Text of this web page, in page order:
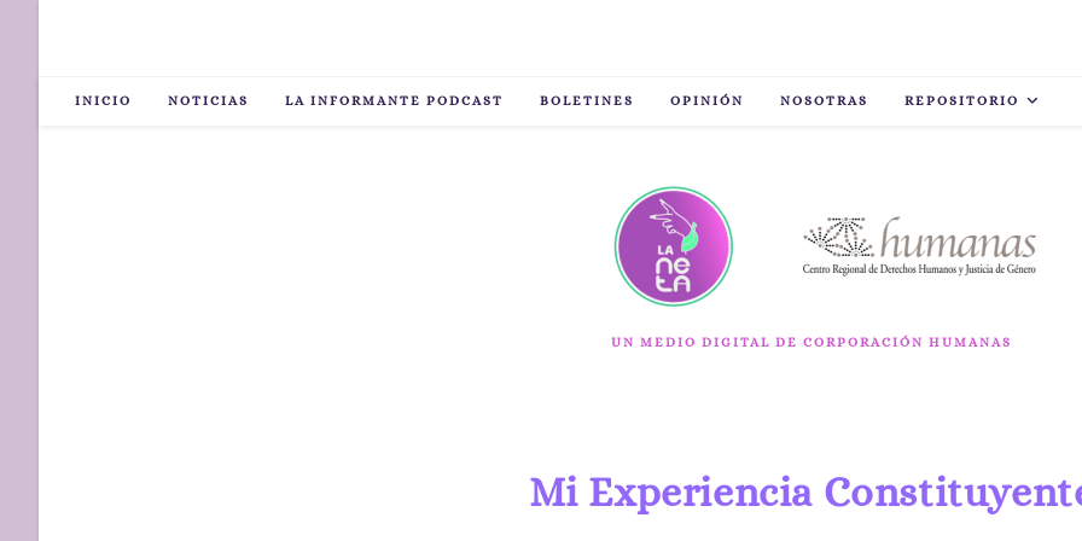
INICIO NOTICIAS LA INFORMANTE PODCAST BOLETINES OPINIÓN NOSOTRAS REPOSITORIO
UN MEDIO DIGITAL DE CORPORACIÓN HUMANAS
Mi Experiencia